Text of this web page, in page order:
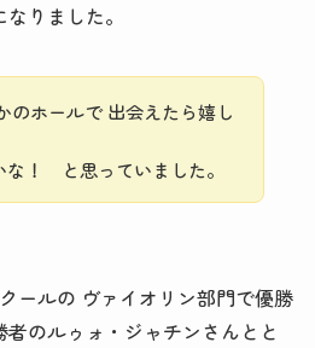
りました。
のホールで 出会えたら嬉し
な！ と思っていました。
ールの ヴァイオリン部門で優勝
のルゥォ・ジャチンさんとと